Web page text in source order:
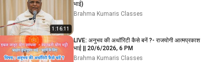
1:16:11
भाई)
Brahma Kumaris Classes
LIVE: अनुभव की अथॉरिटी कैसे बनें ?- राजयोगी आत्मप्रकाश
भाई || 20/6/2026, 6 PM
Brahma Kumaris Classes